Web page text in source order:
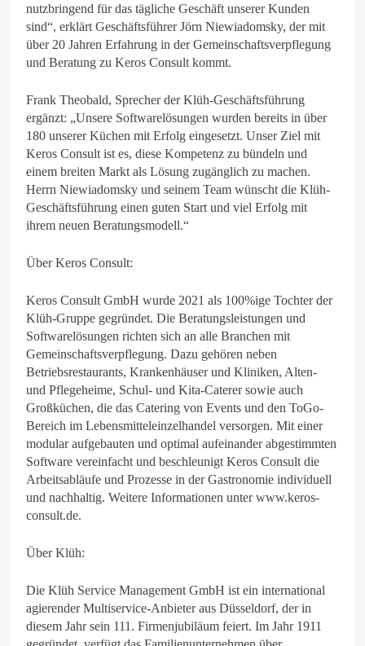
nutzbringend für das tägliche Geschäft unserer Kunden
sind“, erklärt Geschäftsführer Jörn Niewiadomsky, der mit
über 20 Jahren Erfahrung in der Gemeinschaftsverpflegung
und Beratung zu Keros Consult kommt.
Frank Theobald, Sprecher der Klüh-Geschäftsführung
ergänzt: „Unsere Softwarelösungen wurden bereits in über
180 unserer Küchen mit Erfolg eingesetzt. Unser Ziel mit
Keros Consult ist es, diese Kompetenz zu bündeln und
einem breiten Markt als Lösung zugänglich zu machen.
Herrn Niewiadomsky und seinem Team wünscht die Klüh-
Geschäftsführung einen guten Start und viel Erfolg mit
ihrem neuen Beratungsmodell.“
Über Keros Consult:
Keros Consult GmbH wurde 2021 als 100%ige Tochter der
Klüh-Gruppe gegründet. Die Beratungsleistungen und
Softwarelösungen richten sich an alle Branchen mit
Gemeinschaftsverpflegung. Dazu gehören neben
Betriebsrestaurants, Krankenhäuser und Kliniken, Alten-
und Pflegeheime, Schul- und Kita-Caterer sowie auch
Großküchen, die das Catering von Events und den ToGo-
Bereich im Lebensmitteleinzelhandel versorgen. Mit einer
modular aufgebauten und optimal aufeinander abgestimmten
Software vereinfacht und beschleunigt Keros Consult die
Arbeitsabläufe und Prozesse in der Gastronomie individuell
und nachhaltig. Weitere Informationen unter www.keros-
consult.de.
Über Klüh:
Die Klüh Service Management GmbH ist ein international
agierender Multiservice-Anbieter aus Düsseldorf, der in
diesem Jahr sein 111. Firmenjubiläum feiert. Im Jahr 1911